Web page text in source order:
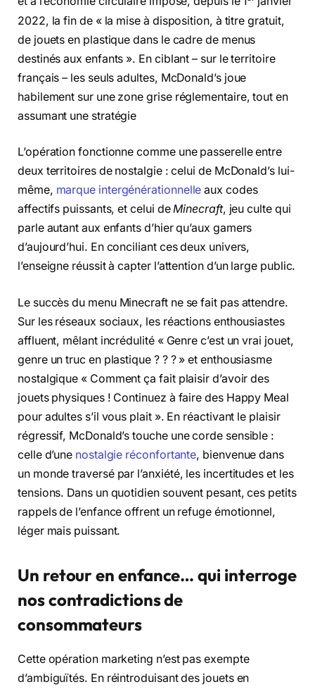
2022, la fin de « la mise à disposition, à titre gratuit,
de jouets en plastique dans le cadre de menus
destinés aux enfants ». En ciblant – sur le territoire
français – les seuls adultes, McDonald’s joue
habilement sur une zone grise réglementaire, tout en
assumant une stratégie
L’opération fonctionne comme une passerelle entre
deux territoires de nostalgie : celui de McDonald’s lui-
même, marque intergénérationnelle aux codes
affectifs puissants, et celui deMinecraft, jeu culte qui
parle autant aux enfants d’hier qu’aux gamers
d’aujourd’hui. En conciliant ces deux univers,
l’enseigne réussit à capter l’attention d’un large public.
Le succès du menu Minecraft ne se fait pas attendre.
Sur les réseaux sociaux, les réactions enthousiastes
affluent, mêlant incrédulité « Genre c’est un vrai jouet,
genre un truc en plastique ? ? ? » et enthousiasme
nostalgique « Comment ça fait plaisir d’avoir des
jouets physiques ! Continuez à faire des Happy Meal
pour adultes s’il vous plait ». En réactivant le plaisir
régressif, McDonald’s touche une corde sensible :
celle d’une nostalgie réconfortante, bienvenue dans
un monde traversé par l’anxiété, les incertitudes et les
tensions. Dans un quotidien souvent pesant, ces petits
rappels de l’enfance offrent un refuge émotionnel,
léger mais puissant.
Un retour en enfance… qui interroge
nos contradictions de
consommateurs
Cette opération marketing n’est pas exempte
d’ambiguïtés. En réintroduisant des jouets en